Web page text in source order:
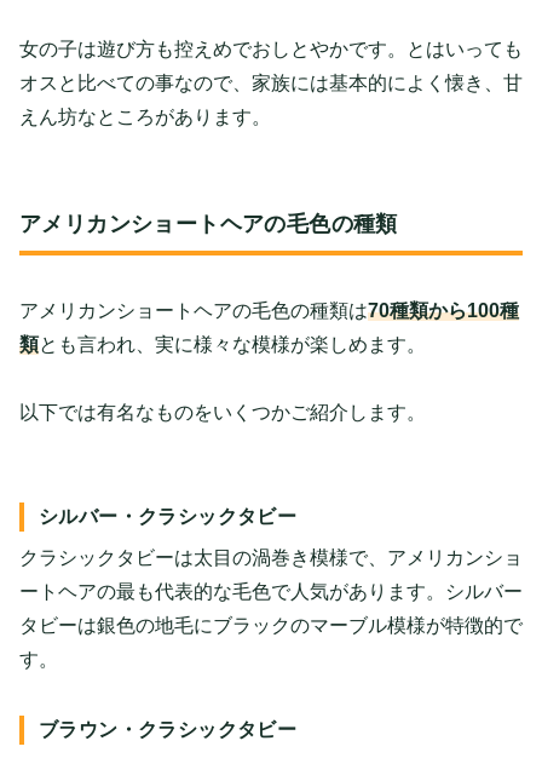
女の子は遊び方も控えめでおしとやかです。とはいっても
オスと比べての事なので、家族には基本的によく懐き、甘
えん坊なところがあります。
アメリカンショートヘアの毛色の種類
アメリカンショートヘアの毛色の種類は70種類から100種
類とも言われ、実に様々な模様が楽しめます。
以下では有名なものをいくつかご紹介します。
シルバー・クラシックタビー
クラシックタビーは太目の渦巻き模様で、アメリカンショ
ートヘアの最も代表的な毛色で人気があります。シルバー
タビーは銀色の地毛にブラックのマーブル模様が特徴的で
す。
ブラウン・クラシックタビー